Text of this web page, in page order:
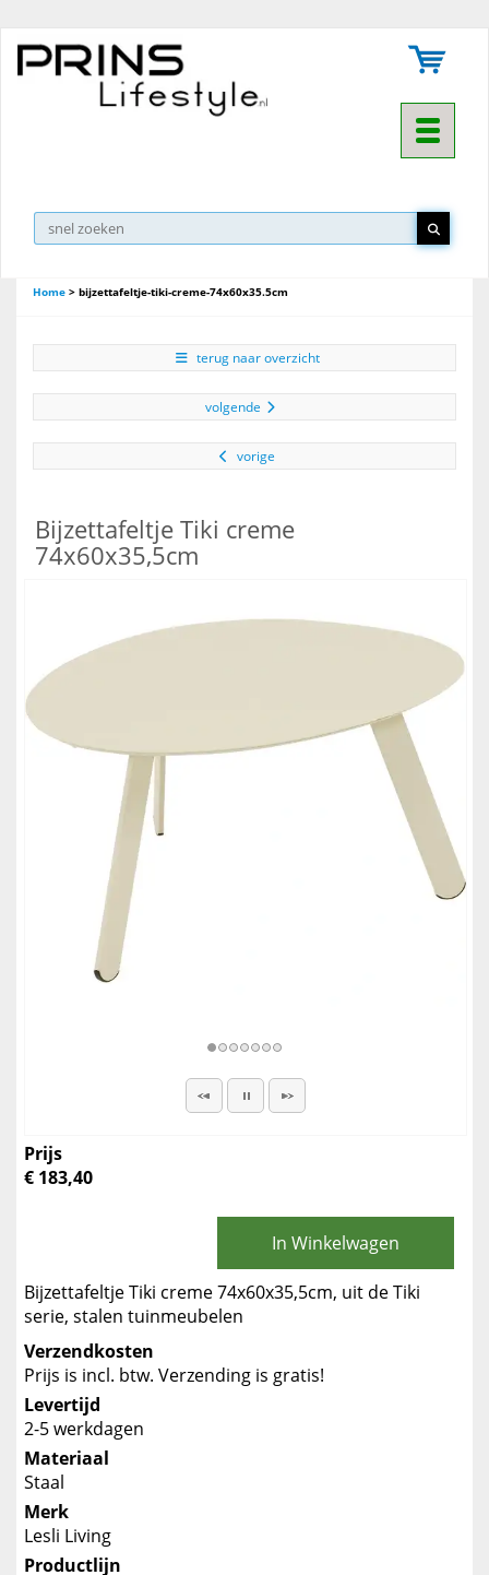
Toggle
Home > bijzettafeltje-tiki-creme-74x60x35.5cm
terug naar overzicht
volgende
vorige
Bijzettafeltje Tiki creme
74x60x35,5cm
Prijs
€ 183,40
In Winkelwagen
Bijzettafeltje Tiki creme 74x60x35,5cm, uit de Tiki
serie, stalen tuinmeubelen
Verzendkosten
Prijs is incl. btw. Verzending is gratis!
Levertijd
2-5 werkdagen
Materiaal
Staal
Merk
Lesli Living
Productlijn